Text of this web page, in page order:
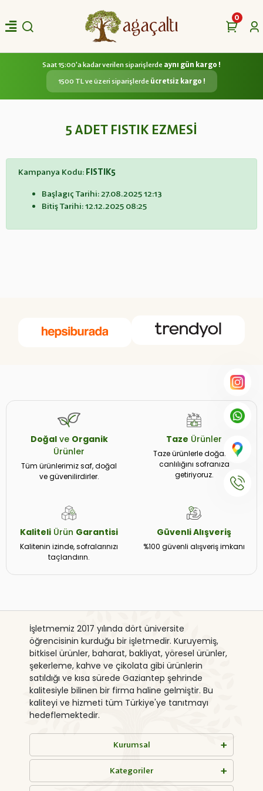
0
Saat 15:00'a kadar verilen siparişlerde aynı gün kargo !
1500 TL ve üzeri siparişlerde ücretsiz kargo !
5 ADET FISTIK EZMESİ
Kampanya Kodu: FISTIK5
Başlagıç Tarihi: 27.08.2025 12:13
Bitiş Tarihi: 12.12.2025 08:25
Doğalve Organik
Ürünler
Tüm ürünlerimiz saf, doğal
ve güvenilirdirler.
Taze Ürünler
Taze ürünlerle doğanın
canlılığını sofranıza
getiriyoruz.
Kaliteli Ürün Garantisi
Kalitenin izinde, sofralarınızı
taçlandırın.
GüvenliAlışveriş
%100 güvenli alışveriş imkanı
İşletmemiz 2017 yılında dört üniversite
öğrencisinin kurduğu bir işletmedir. Kuruyemiş,
bitkisel ürünler, baharat, bakliyat, yöresel ürünler,
şekerleme, kahve ve çikolata gibi ürünlerin
satıldığı ve kısa sürede Gaziantep şehrinde
kalitesiyle bilinen bir firma haline gelmiştir. Bu
kaliteyi ve hizmeti tüm Türkiye'ye tanıtmayı
hedeflemektedir.
Kurumsal
Kategoriler